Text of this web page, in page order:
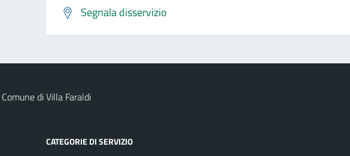
Segnala disservizio
Comune di Villa Faraldi
CATEGORIE DI SERVIZIO